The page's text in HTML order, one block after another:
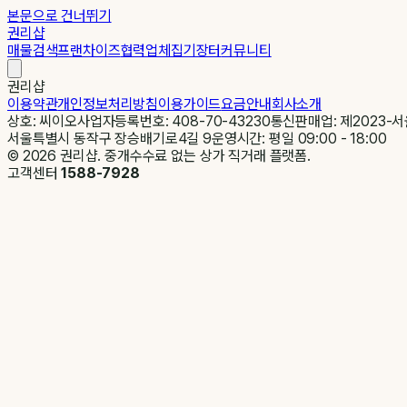
본문으로 건너뛰기
권리샵
매물검색프랜차이즈협력업체집기장터커뮤니티
권리샵
이용약관개인정보처리방침이용가이드요금안내회사소개
상호: 씨이오사업자등록번호: 408-70-43230통신판매업: 제2023-
서울특별시 동작구 장승배기로4길 9운영시간: 평일 09:00 - 18:00
© 2026 권리샵. 중개수수료 없는 상가 직거래 플랫폼.
고객센터1588-7928